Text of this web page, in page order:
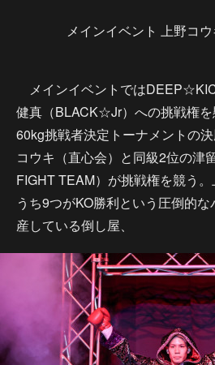
メインイベント 上野コ
メインイベントでは
健真（BLACK☆Jr）への挑戦権
60kg挑戦者決定トーナメントの
コウキ（直心会）と同級2位の津
FIGHT TEAM）が挑戦権を競う
うち9つがKO勝利という圧倒的
産している倒し屋、